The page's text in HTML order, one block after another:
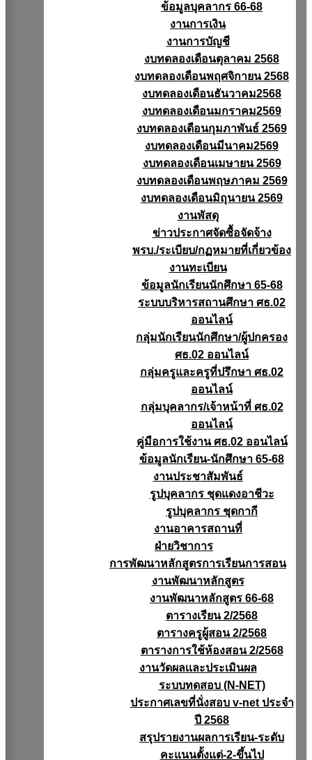
ข้อมูลบุคลากร 66-68
งานการเงิน
งานการบัญชี
งบทดลองเดือนตุลาคม 2568
งบทดลองเดือนพฤศจิกายน 2568
งบทดลองเดือนธันวาคม2568
งบทดลองเดือนมกราคม2569
งบทดลองเดือนกุมภาพันธ์ 2569
งบทดลองเดือนมีนาคม2569
งบทดลองเดือนเมษายน 2569
งบทดลองเดือนพฤษภาคม 2569
งบทดลองเดือนมิถุนายน 2569
งานพัสดุ
ข่าวประกาศจัดซื้อจัดจ้าง
พรบ./ระเบียบ/กฏหมายที่เกี่ยวข้อง
งานทะเบียน
ข้อมูลนักเรียนนักศึกษา 65-68
ระบบบริหารสถานศึกษา ศธ.02
ออนไลน์
กลุ่มนักเรียนนักศึกษา/ผู้ปกครอง
ศธ.02 ออนไลน์
กลุ่มครูและครูที่ปรึกษา ศธ.02
ออนไลน์
กลุ่มบุคลากร/เจ้าหน้าที่ ศธ.02
ออนไลน์
คู่มือการใช้งาน ศธ.02 ออนไลน์
ข้อมูลนักเรียน-นักศึกษา 65-68
งานประชาสัมพันธ์
รูปบุคลากร ชุดแดงอาชีวะ
รูปบุคลากร ชุดกากี
งานอาคารสถานที่
ฝ่ายวิชาการ
การพัฒนาหลักสูตรการเรียนการสอน
งานพัฒนาหลักสูตร
งานพัฒนาหลักสูตร 66-68
ตารางเรียน 2/2568
ตารางครูผู้สอน 2/2568
ตารางการใช้ห้องสอน 2/2568
งานวัดผลเเละประเมินผล
ระบบทดสอบ (N-NET)
ประกาศเลขที่นั่งสอบ v-net ประจำ
ปี 2568
สรุปรายงานผลการเรียน-ระดับ
คะแนนตั้งแต่-2-ขึ้นไป